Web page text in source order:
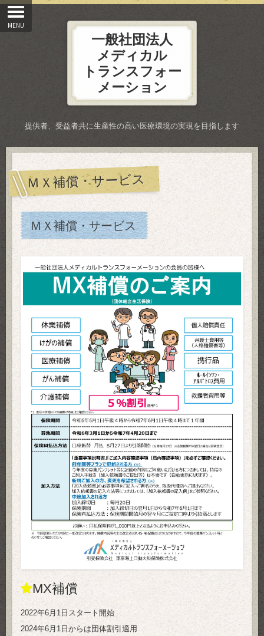
一般社団法人
メディカル
トランスフォー
メーション
提供者、受益者共に生産性の高い医療環境の実現を目指します
ＭＸ補償・サービス
ＭＸ補償・サービス
MX補償
2022年6月1日スタート開始
2024年6月1日からは団体割引適用